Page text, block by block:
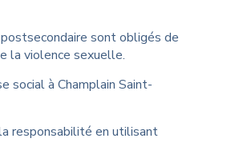
sont obligés de
la violence sexuelle.
social à Champlain Saint-
responsabilité en utilisant